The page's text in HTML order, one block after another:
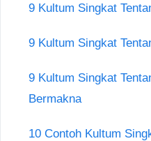
9 Kultum Singkat
9 Kultum Singkat
9 Kultum Singkat
Bermakna
10 Contoh Kultum